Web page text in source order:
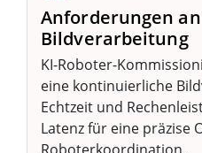
Anforderungen
Bildverarbeitung
KI-Roboter-
eine kontinuierliche
Echtzeit und
Latenz für eine präzise